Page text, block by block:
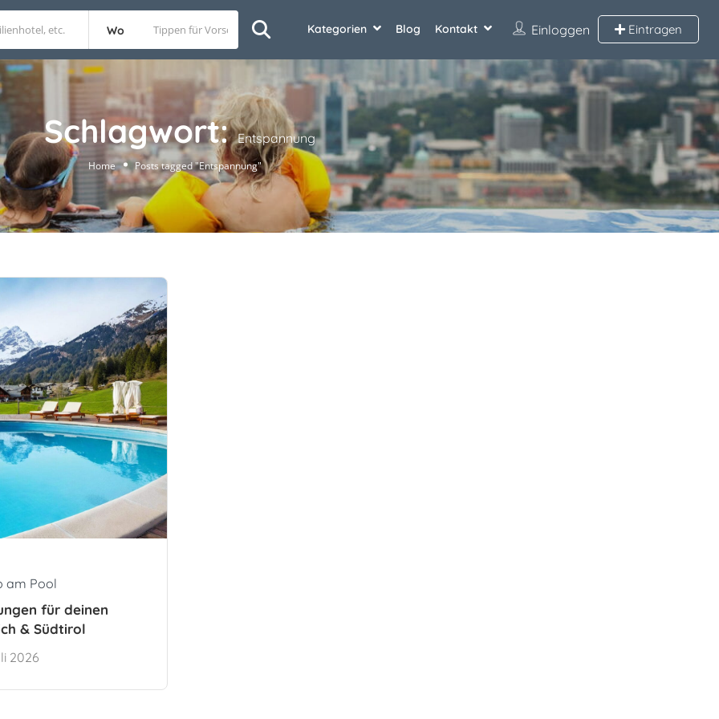
Wo Einloggen Eintragen
Kategorien Blog Kontakt
Schlagwort:Entspannung
Home Posts tagged "Entspannung"
am Pool
für deinen
& Südtirol
2026